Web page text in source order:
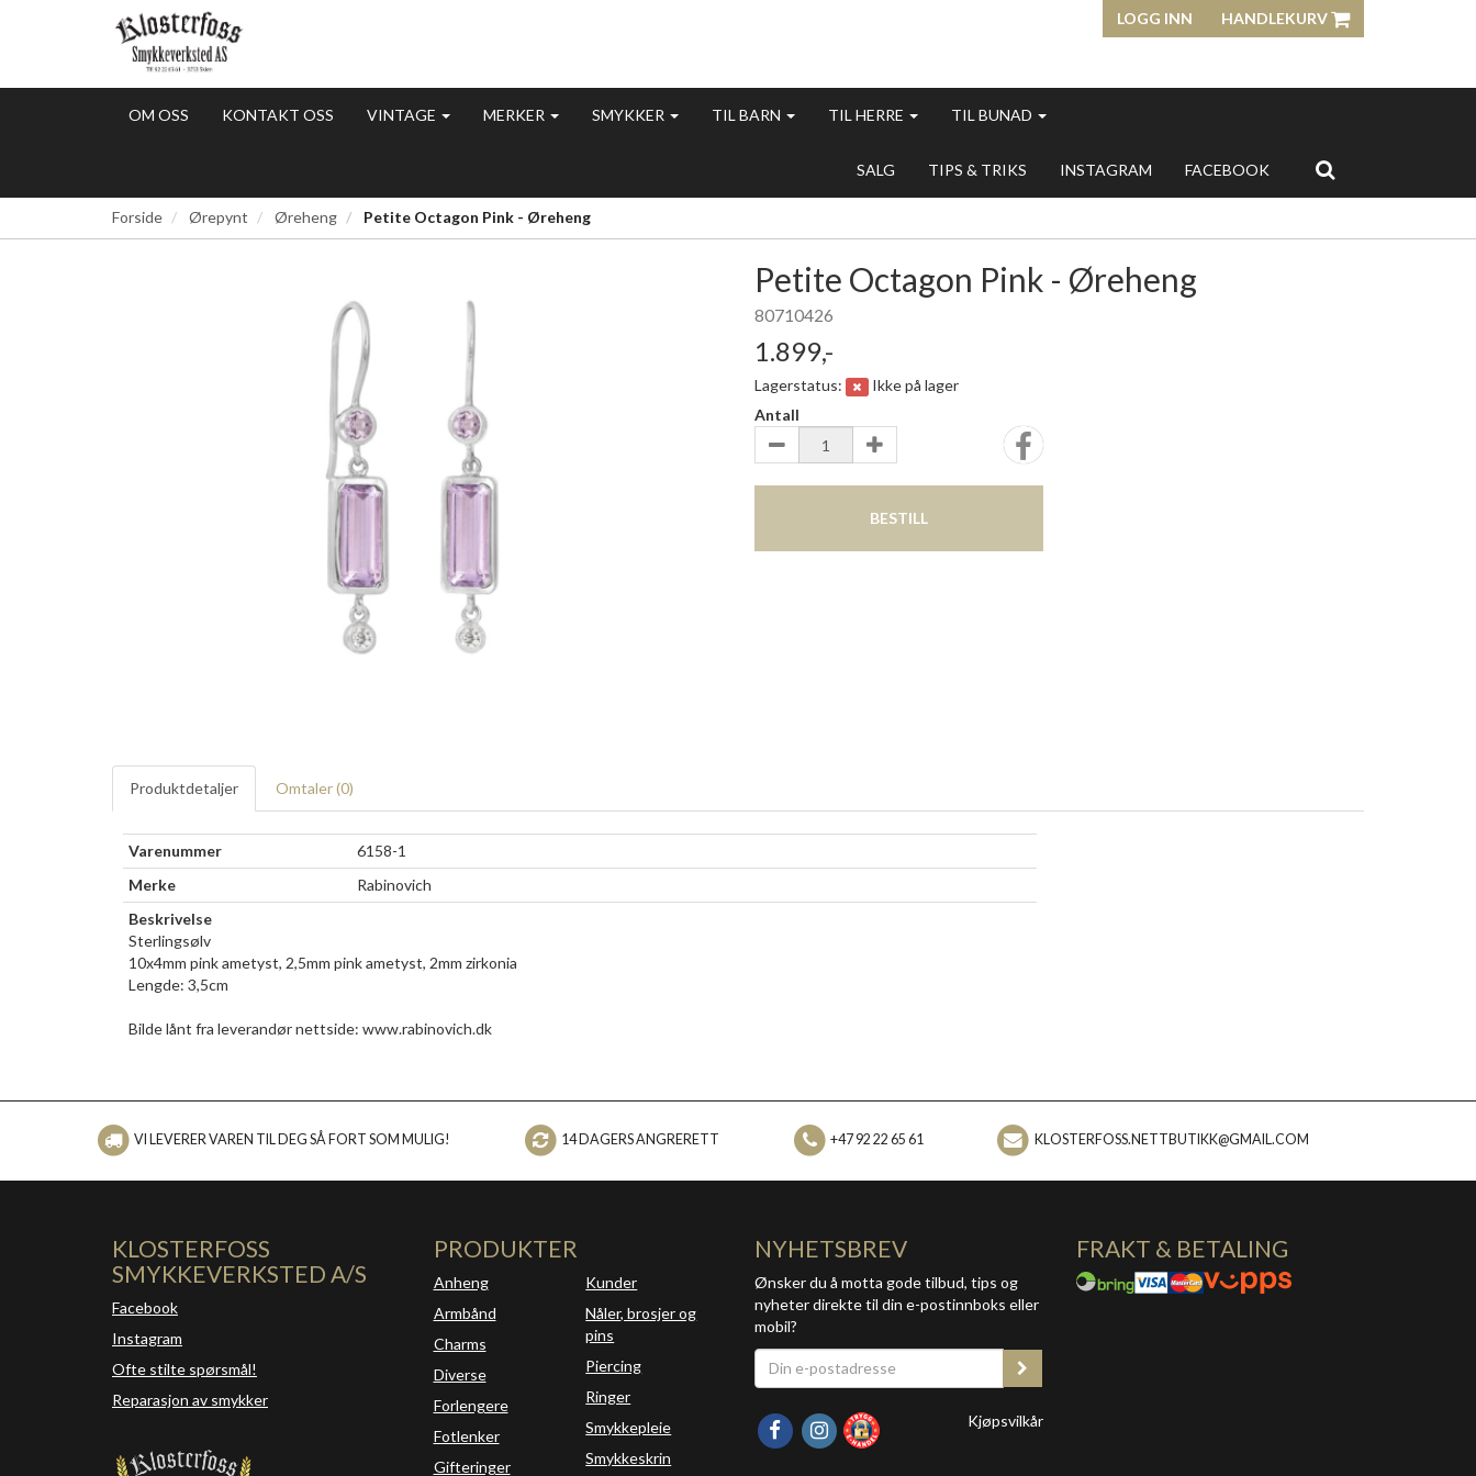
LOGG INN HANDLEKURV
OM OSS KONTAKT OSS VINTAGE MERKER SMYKKER TIL BARN TIL HERRE TIL BUNAD
SALG TIPS & TRIKS INSTAGRAM FACEBOOK
Forside Ørepynt Øreheng Petite Octagon Pink - Øreheng
Petite Octagon Pink - Øreheng
80710426
1.899,-
Lagerstatus:
Ikke på lager
Antall
BESTILL
Produktdetaljer Omtaler (0)
Varenummer
6158-1
Merke
Rabinovich
Beskrivelse
Sterlingsølv
10x4mm pink ametyst, 2,5mm pink ametyst, 2mm zirkonia
Lengde: 3,5cm
Bilde lånt fra leverandør nettside: www.rabinovich.dk
VI LEVERER VAREN TIL DEG SÅ FORT SOM MULIG! 14 DAGERS ANGRERETT +47 92 22 65 61 KLOSTERFOSS.NETTBUTIKK@GMAIL.COM
KLOSTERFOSS
SMYKKEVERKSTED A/S
Facebook
Instagram
Ofte stilte spørsmål!
Reparasjon av smykker
PRODUKTER
Anheng
Armbånd
Charms
Diverse
Forlengere
Fotlenker
Gifteringer
Kunder
Nåler, brosjer og
pins
Piercing
Ringer
Smykkepleie
Smykkeskrin
NYHETSBREV
Ønsker du å motta gode tilbud, tips og
nyheter direkte til din e-postinnboks eller
mobil?
Kjøpsvilkår
FRAKT & BETALING